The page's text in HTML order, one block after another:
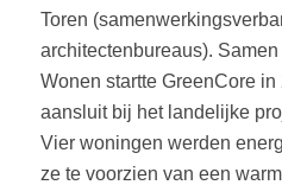
Toren
architectenbureaus).
Wonen startte GreenCore
aansluit bij het landelijke
Vier woningen werden
ze te voorzien van een